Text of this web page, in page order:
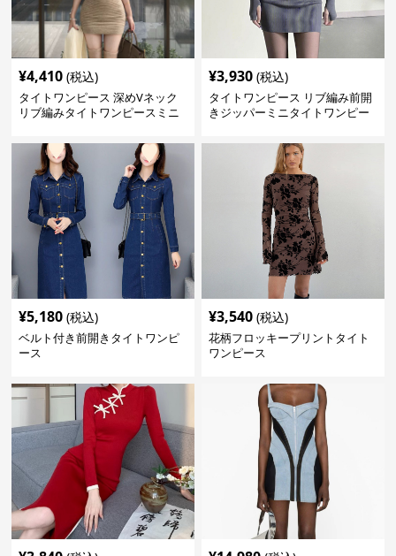
¥4,410 (税込)
タイトワンピース 深めVネック
リブ編みタイトワンピースミニ
¥3,930 (税込)
タイトワンピース リブ編み前開
きジッパーミニタイトワンピー
¥5,180 (税込)
ベルト付き前開きタイトワンピ
ース
¥3,540 (税込)
花柄フロッキープリントタイト
ワンピース